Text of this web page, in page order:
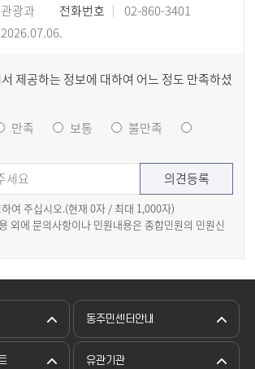
광과 전화번호
02-860-3401
2026.07.06.
제공하는 정보에 대하여 어느 정도 만족하셨
만족 보통
불만족
여 주십시오.(현재 0자 / 최대 1,000자)
외에 문의사항이나 민원내용은 종합민원의 민원신
동주민센터안내
유관기관